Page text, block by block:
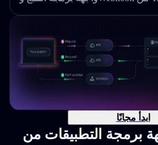
ابدأ مجانًا
برمجة التطبيقات من